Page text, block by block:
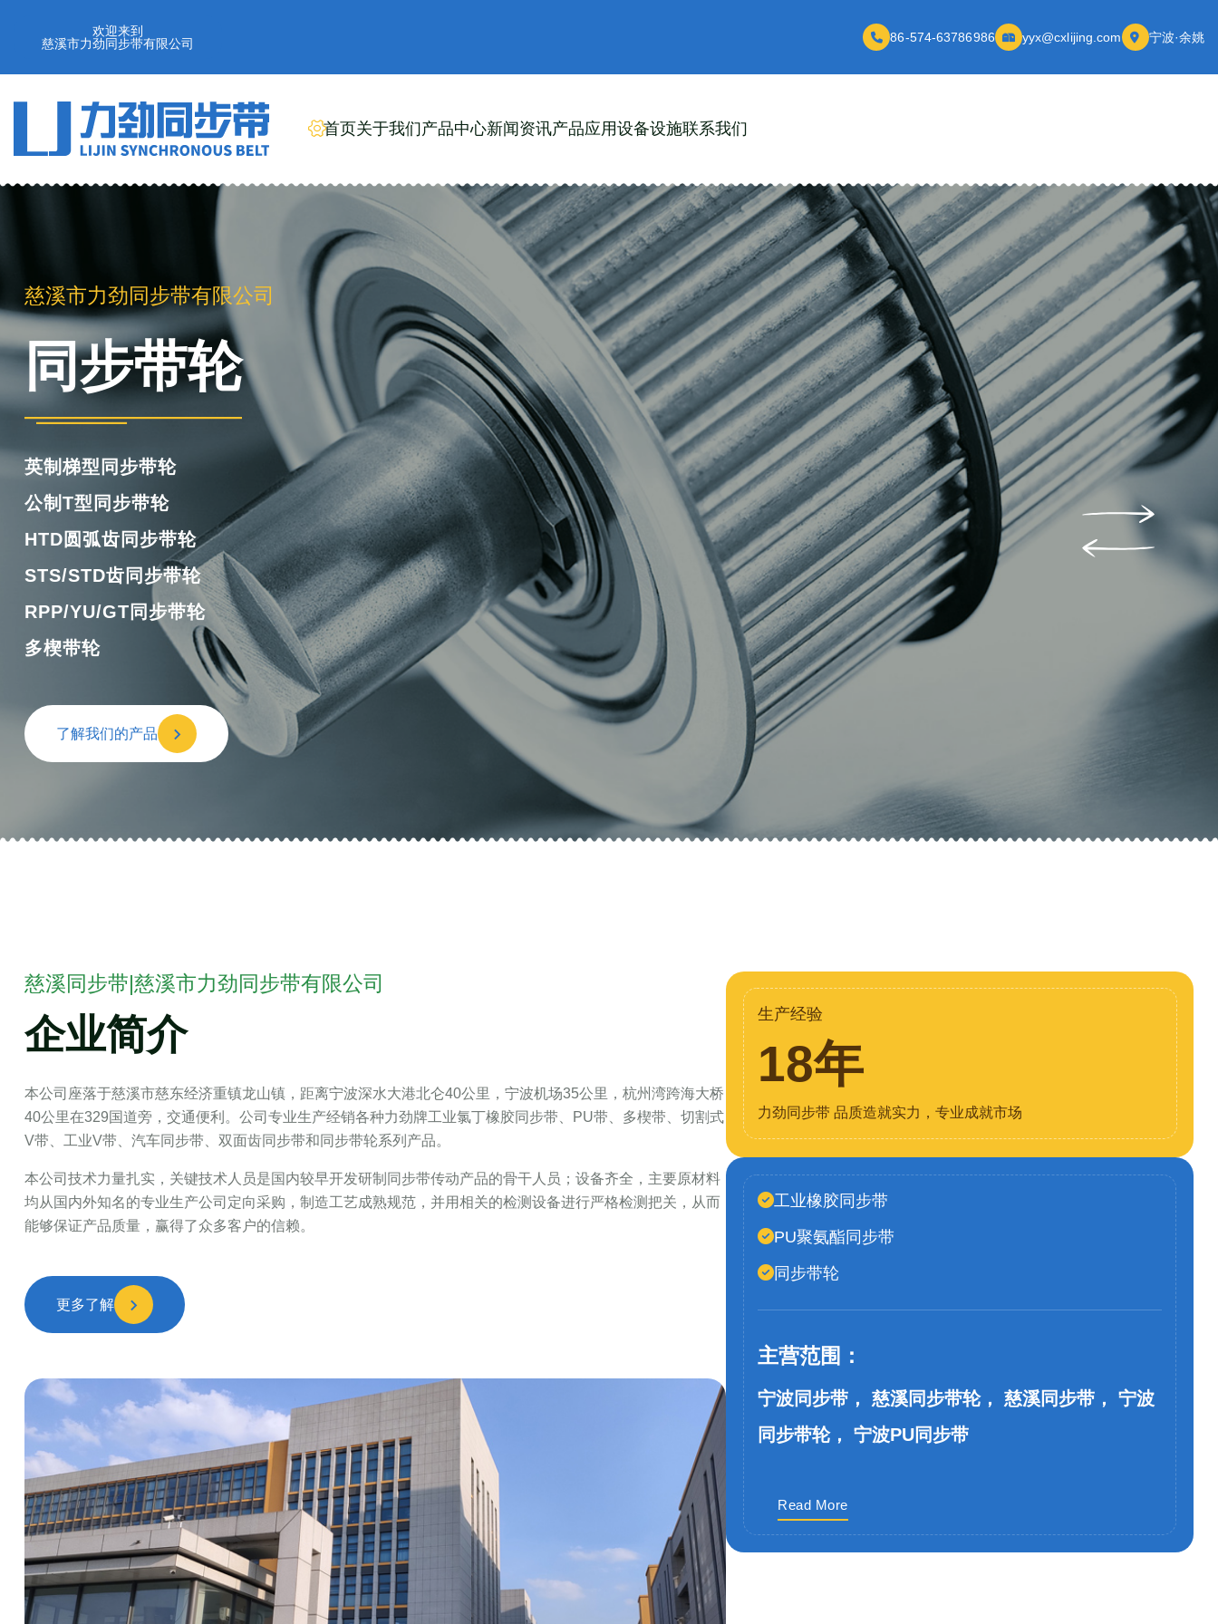
欢迎来到
慈溪市力劲同步带有限公司
86-574-63786986 yyx@cxlijing.com 宁波·余姚
首页关于我们产品中心新闻资讯产品应用设备设施联系我们
慈溪市力劲同步带有限公司
同步带轮
英制梯型同步带轮
公制T型同步带轮
HTD圆弧齿同步带轮
STS/STD齿同步带轮
RPP/YU/GT同步带轮
多楔带轮
了解我们的产品
慈溪同步带|慈溪市力劲同步带有限公司
企业简介
本公司座落于慈溪市慈东经济重镇龙山镇，距离宁波深水大港北仑40公里，宁波机场35公里，杭州湾跨海大桥
40公里在329国道旁，交通便利。公司专业生产经销各种力劲牌工业氯丁橡胶同步带、PU带、多楔带、切割式
V带、工业V带、汽车同步带、双面齿同步带和同步带轮系列产品。
本公司技术力量扎实，关键技术人员是国内较早开发研制同步带传动产品的骨干人员；设备齐全，主要原材料
均从国内外知名的专业生产公司定向采购，制造工艺成熟规范，并用相关的检测设备进行严格检测把关，从而
能够保证产品质量，赢得了众多客户的信赖。
更多了解
生产经验
18年
力劲同步带 品质造就实力，专业成就市场
工业橡胶同步带
PU聚氨酯同步带
同步带轮
主营范围：
宁波同步带， 慈溪同步带轮， 慈溪同步带， 宁波
同步带轮， 宁波PU同步带
Read More